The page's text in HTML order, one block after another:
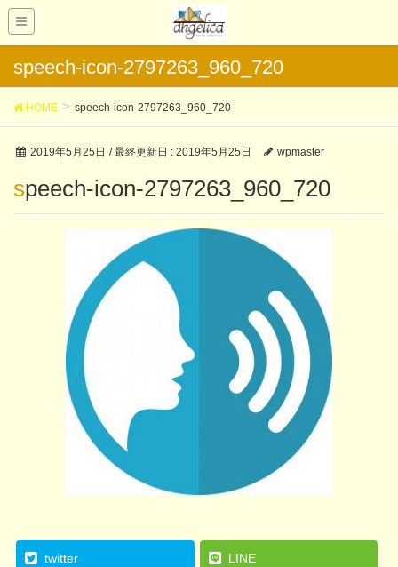
speech-icon-2797263_960_720
HOME speech-icon-2797263_960_720
2019年5月25日 / 最終更新日 : 2019年5月25日 wpmaster
speech-icon-2797263_960_720
twitter LINE